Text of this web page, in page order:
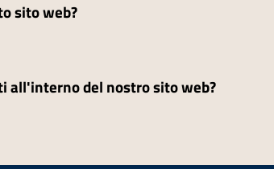
sito web?
all'interno del nostro sito web?